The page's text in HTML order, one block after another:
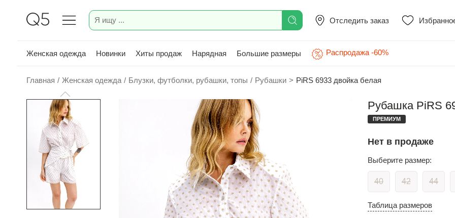
Отследить заказ
Женская одежда Новинки Хиты продаж Нарядная Большие размеры Распродажа -60%
Главная / Женская одежда / Блузки, футболки, рубашки, топы / Рубашки > PiRS 6933 двойка белая
Рубашка PiRS
ПРЕМИУМ
Нет в продаже
Выберите размер:
40 42 44
Таблица размеров